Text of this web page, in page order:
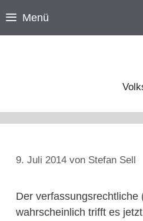
Menü
9. Juli 2014 von Stefan Sell
Der
wahrscheinlich trifft es